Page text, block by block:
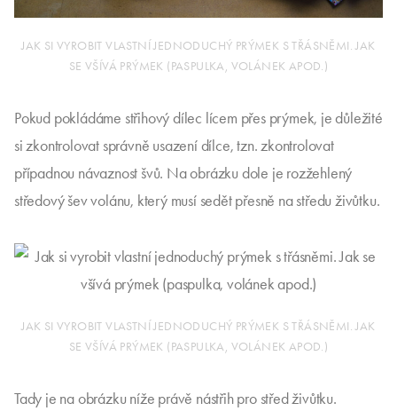
JAK SI VYROBIT VLASTNÍ JEDNODUCHÝ PRÝMEK S TŘÁSNĚMI. JAK
SE VŠÍVÁ PRÝMEK (PASPULKA, VOLÁNEK APOD.)
Pokud pokládáme střihový dílec lícem přes prýmek, je důležité
si zkontrolovat správně usazení dílce, tzn. zkontrolovat
případnou návaznost švů. Na obrázku dole je rozžehlený
středový šev volánu, který musí sedět přesně na středu živůtku.
JAK SI VYROBIT VLASTNÍ JEDNODUCHÝ PRÝMEK S TŘÁSNĚMI. JAK
SE VŠÍVÁ PRÝMEK (PASPULKA, VOLÁNEK APOD.)
Tady je na obrázku níže právě nástřih pro střed živůtku.